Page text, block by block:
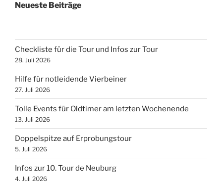
End
Tour“
Neueste Beiträge
Checkliste für die Tour und Infos zur Tour
28. Juli 2026
Hilfe für notleidende Vierbeiner
27. Juli 2026
Tolle Events für Oldtimer am letzten Wochenende
13. Juli 2026
Doppelspitze auf Erprobungstour
5. Juli 2026
Infos zur 10. Tour de Neuburg
4. Juli 2026